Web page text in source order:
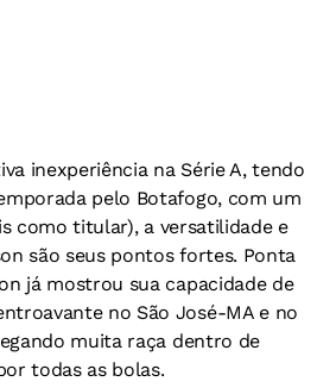
inexperiência na Série A, tendo
pelo Botafogo, com um
como titular), a versatilidade e
são seus pontos fortes. Ponta
já mostrou sua capacidade de
no São José-MA e no
muita raça dentro de
todas as bolas.